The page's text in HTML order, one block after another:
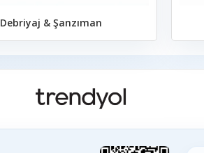
Debriyaj & Şanzıman